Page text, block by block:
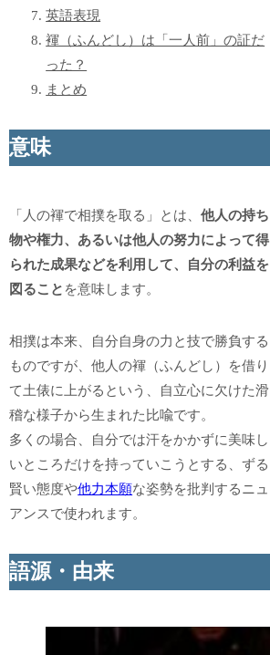
英語表現
褌（ふんどし）は「一人前」の証だ
った？
まとめ
意味
「人の褌で相撲を取る」とは、他人の持ち
物や権力、あるいは他人の努力によって得
られた成果などを利用して、自分の利益を
図ること を意味します。
相撲は本来、自分自身の力と技で勝負する
ものですが、他人の褌（ふんどし）を借り
て土俵に上がるという、自立心に欠けた滑
稽な様子から生まれた比喩です。
多くの場合、自分では汗をかかずに美味し
いところだけを持っていこうとする、ずる
賢い態度や他力本願な姿勢を批判するニュ
アンスで使われます。
語源・由来